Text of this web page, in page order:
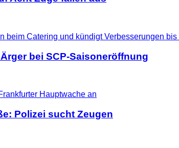
bei SCP-Saisoneröffnung
Polizei sucht Zeugen